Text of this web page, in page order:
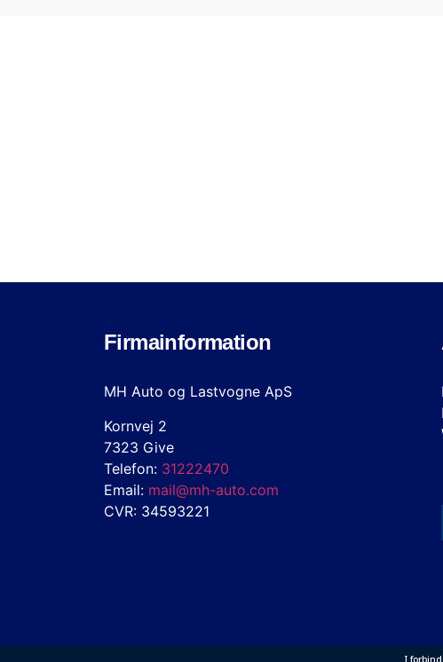
Firmainformation
MH Auto og Lastvogne ApS
Kornvej 2
7323 Give
Telefon: 31222470
Email: mail@mh-auto.com
CVR: 34593221